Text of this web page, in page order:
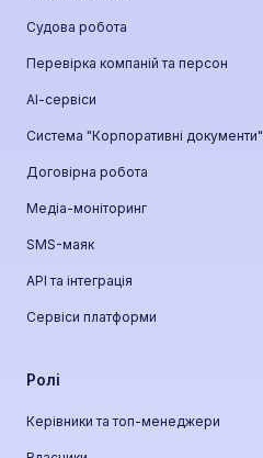
Судова робота
Перевірка компаній та персон
АІ-сервіси
Система "Корпоративні документи"
Договірна робота
Медіа-моніторинг
SMS-маяк
API та інтеграція
Сервіси платформи
Ролі
Керівники та топ-менеджери